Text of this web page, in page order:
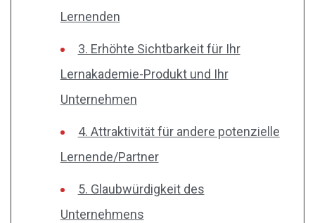
Lernenden
3. Erhöhte Sichtbarkeit für Ihr
Lernakademie-Produkt und Ihr
Unternehmen
4. Attraktivität für andere potenzielle
Lernende/Partner
5. Glaubwürdigkeit des
Unternehmens